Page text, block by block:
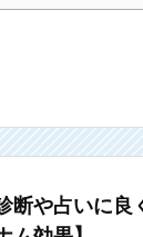
断や占いに